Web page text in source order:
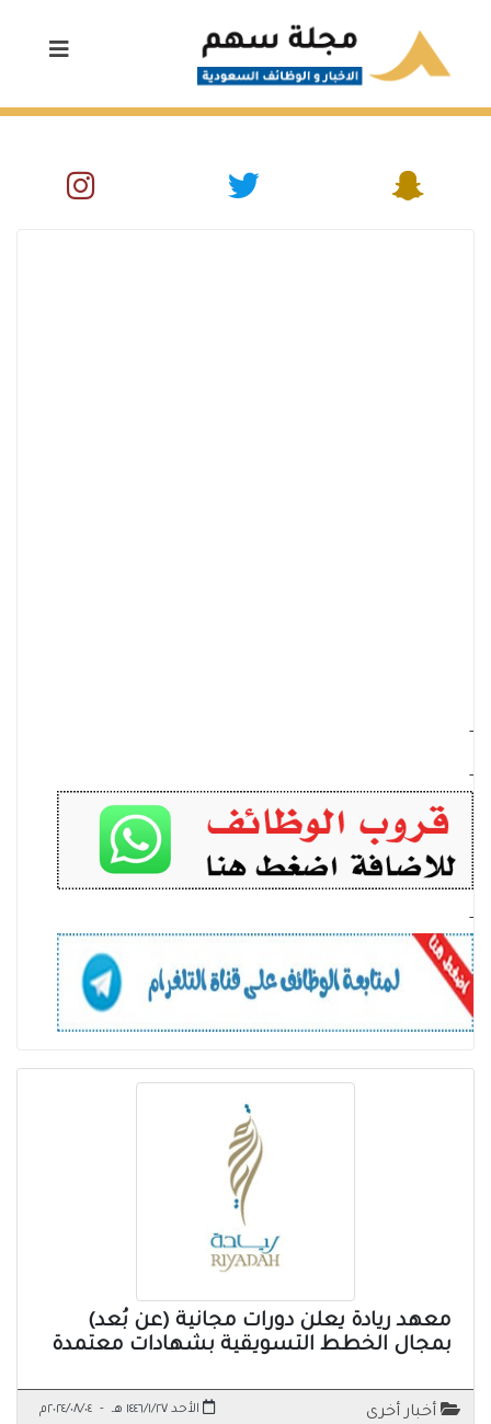
-
-
-
معهد ريادة يعلن دورات مجانية (عن بُعد)
بمجال الخطط التسويقية بشهادات معتمدة
أخبار أخرى الأحد ١٤٤٦/١/٢٧ هـ - ٢٠٢٤/٠٨/٠٤م